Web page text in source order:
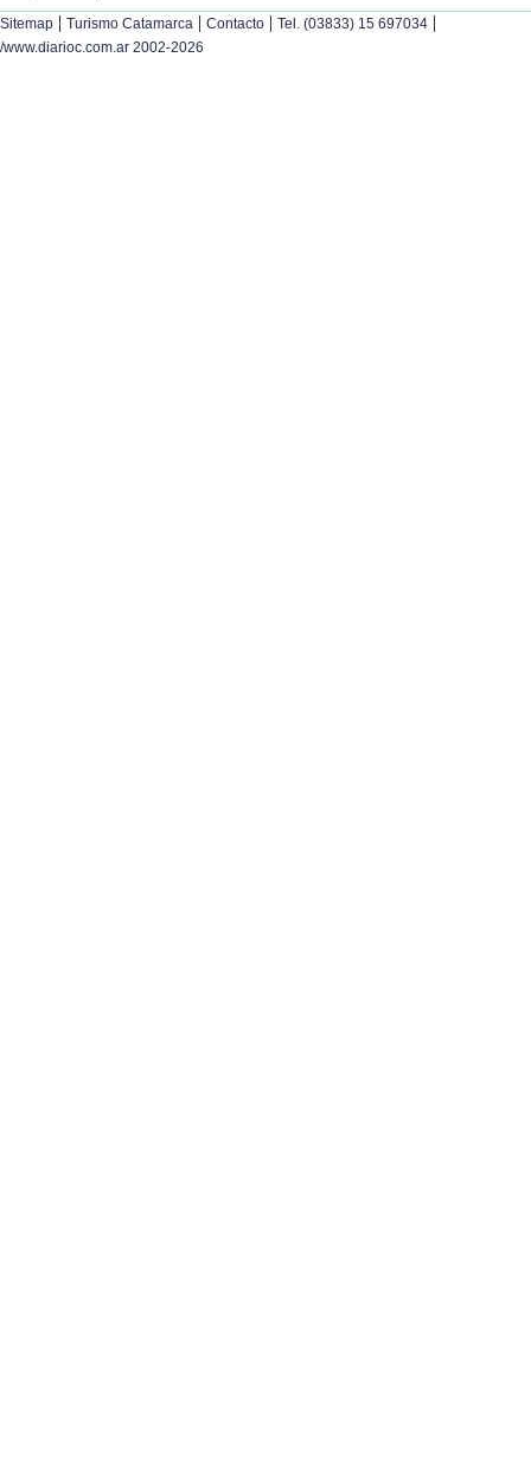
Sitemap | Turismo Catamarca | Contacto | Tel. (03833) 15 697034 |
/www.diarioc.com.ar 2002-2026